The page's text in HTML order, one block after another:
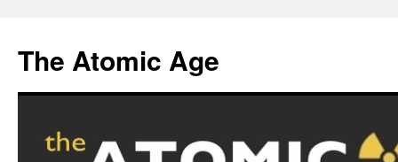
content
The Atomic Age